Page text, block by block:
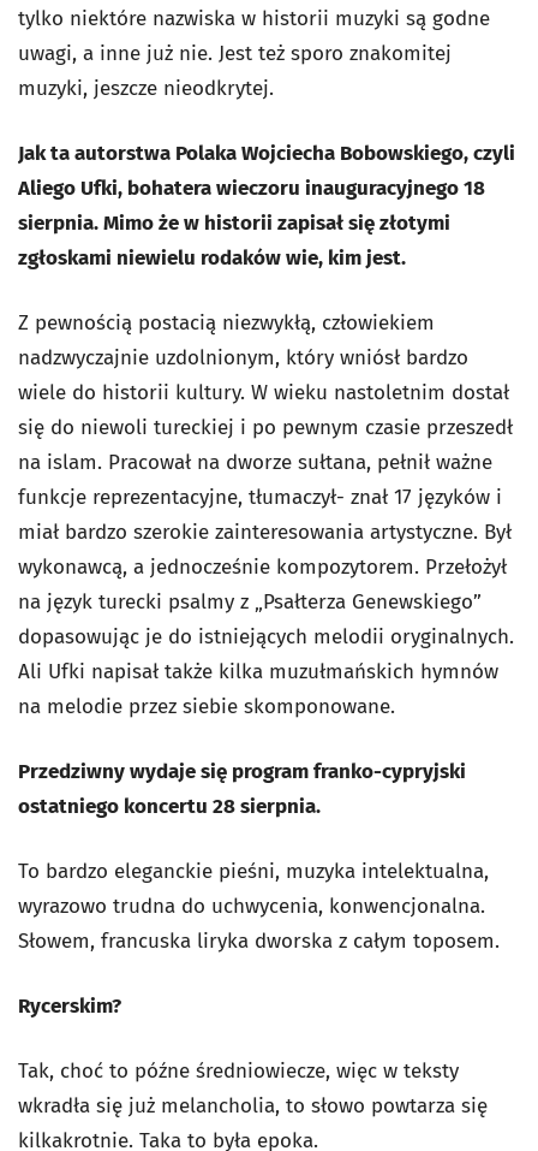
tylko niektóre nazwiska w historii muzyki są godne
uwagi, a inne już nie. Jest też sporo znakomitej
muzyki, jeszcze nieodkrytej.
Jak ta autorstwa Polaka Wojciecha Bobowskiego, czyli
Aliego Ufki, bohatera wieczoru inauguracyjnego 18
sierpnia. Mimo że w historii zapisał się złotymi
zgłoskami niewielu rodaków wie, kim jest.
Z pewnością postacią niezwykłą, człowiekiem
nadzwyczajnie uzdolnionym, który wniósł bardzo
wiele do historii kultury. W wieku nastoletnim dostał
się do niewoli tureckiej i po pewnym czasie przeszedł
na islam. Pracował na dworze sułtana, pełnił ważne
funkcje reprezentacyjne, tłumaczył- znał 17 języków i
miał bardzo szerokie zainteresowania artystyczne. Był
wykonawcą, a jednocześnie kompozytorem. Przełożył
na język turecki psalmy z „Psałterza Genewskiego”
dopasowując je do istniejących melodii oryginalnych.
Ali Ufki napisał także kilka muzułmańskich hymnów
na melodie przez siebie skomponowane.
Przedziwny wydaje się program franko-cypryjski
ostatniego koncertu 28 sierpnia.
To bardzo eleganckie pieśni, muzyka intelektualna,
wyrazowo trudna do uchwycenia, konwencjonalna.
Słowem, francuska liryka dworska z całym toposem.
Rycerskim?
Tak, choć to późne średniowiecze, więc w teksty
wkradła się już melancholia, to słowo powtarza się
kilkakrotnie. Taka to była epoka.